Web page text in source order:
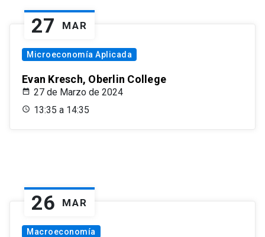
27 MAR
Microeconomía Aplicada
Evan Kresch, Oberlin College
27 de Marzo de 2024
13:35 a 14:35
26 MAR
Macroeconomía